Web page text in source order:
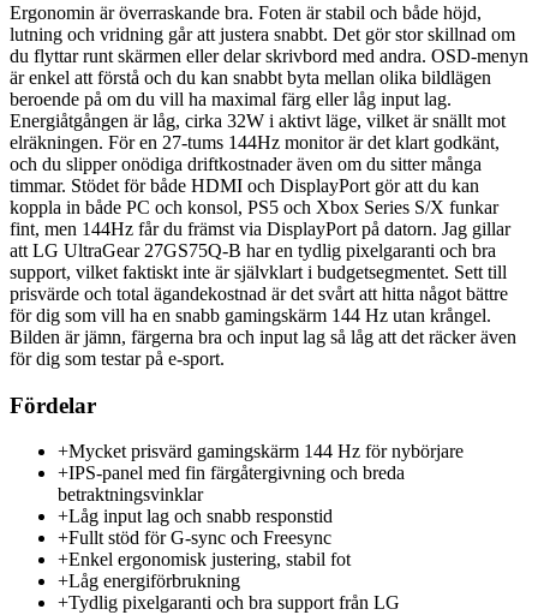
Ergonomin är överraskande bra. Foten är stabil och både höjd,
lutning och vridning går att justera snabbt. Det gör stor skillnad om
du flyttar runt skärmen eller delar skrivbord med andra. OSD-menyn
är enkel att förstå och du kan snabbt byta mellan olika bildlägen
beroende på om du vill ha maximal färg eller låg input lag.
Energiåtgången är låg, cirka 32W i aktivt läge, vilket är snällt mot
elräkningen. För en 27-tums 144Hz monitor är det klart godkänt,
och du slipper onödiga driftkostnader även om du sitter många
timmar. Stödet för både HDMI och DisplayPort gör att du kan
koppla in både PC och konsol, PS5 och Xbox Series S/X funkar
fint, men 144Hz får du främst via DisplayPort på datorn. Jag gillar
att LG UltraGear 27GS75Q-B har en tydlig pixelgaranti och bra
support, vilket faktiskt inte är självklart i budgetsegmentet. Sett till
prisvärde och total ägandekostnad är det svårt att hitta något bättre
för dig som vill ha en snabb gamingskärm 144 Hz utan krångel.
Bilden är jämn, färgerna bra och input lag så låg att det räcker även
för dig som testar på e-sport.
Fördelar
+Mycket prisvärd gamingskärm 144 Hz för nybörjare
+IPS-panel med fin färgåtergivning och breda
betraktningsvinklar
+Låg input lag och snabb responstid
+Fullt stöd för G-sync och Freesync
+Enkel ergonomisk justering, stabil fot
+Låg energiförbrukning
+Tydlig pixelgaranti och bra support från LG